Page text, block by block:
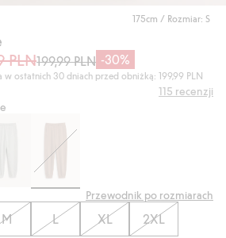
175cm / Rozmiar: S
PLN199,99 PLN -30%
w ostatnich 30 dniach przed obniżką: 199,99 PLN
115 recenzji
Przewodnik po rozmiarach
M L XL 2XL